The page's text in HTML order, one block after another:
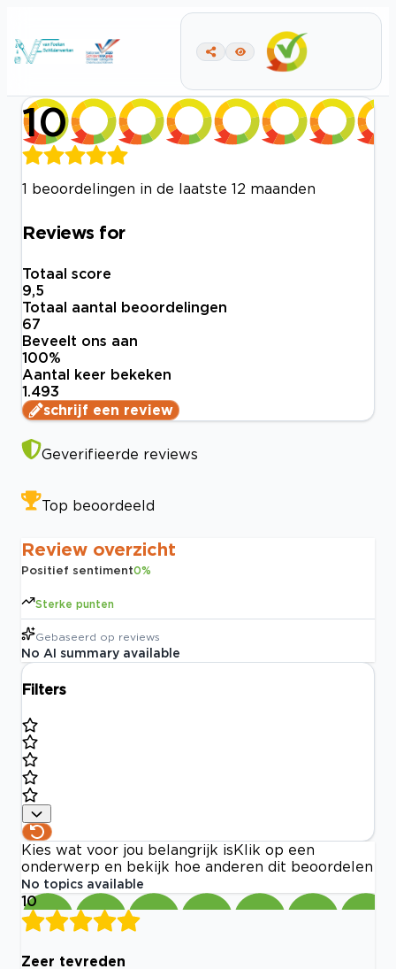
10
1 beoordelingen in de laatste 12 maanden
Reviews for
Totaal score
9,5
Totaal aantal beoordelingen
67
Beveelt ons aan
100%
Aantal keer bekeken
1.493
schrijf een review
Geverifieerde reviews
Top beoordeeld
Review overzicht
Positief sentiment0%
Sterke punten
Gebaseerd op reviews
No AI summary available
Filters
Kies wat voor jou belangrijk is Klik op een
onderwerp en bekijk hoe anderen dit beoordelen
No topics available
10
Zeer tevreden